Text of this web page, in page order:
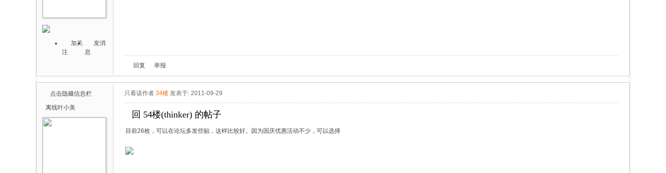
加关
注
发消
息
回复 举报
点击隐藏信息栏
离线叶小美
只看该作者 34楼 发表于: 2011-09-29
回 54楼(thinker) 的帖子
目前26枚，可以在论坛多发些贴，这样比较好。因为国庆优惠活动不少，可以选择